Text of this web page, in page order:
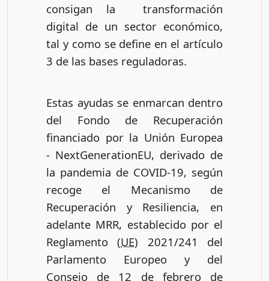
consigan la transformación
digital de un sector económico,
tal y como se define en el artículo
3 de las bases reguladoras.
Estas ayudas se enmarcan dentro
del Fondo de Recuperación
financiado por la Unión Europea
- NextGenerationEU, derivado de
la pandemia de COVID-19, según
recoge el Mecanismo de
Recuperación y Resiliencia, en
adelante MRR, establecido por el
Reglamento (UE) 2021/241 del
Parlamento Europeo y del
Consejo de 12 de febrero de